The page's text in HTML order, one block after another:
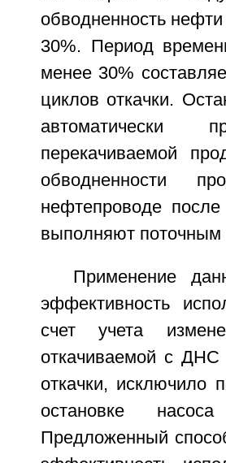
обводненность
30%. Период
менее 30%
циклов откачки.
автоматически
перекачиваемой
обводненности
нефтепроводе
выполняют
Применение
эффективность
счет учета
откачиваемой с ДНС
откачки, исключило
остановке
Предложенный